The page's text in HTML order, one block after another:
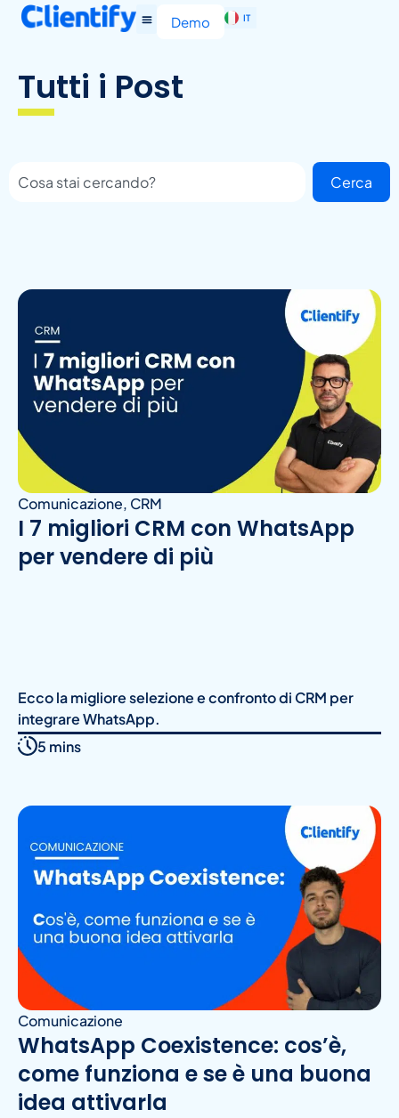
Demo IT
EN
Tutti i Post
Cerca
Comunicazione, CRM
I 7 migliori CRM con WhatsApp
per vendere di più
Ecco la migliore selezione e confronto di CRM per
integrare WhatsApp.
5 mins
Comunicazione
WhatsApp Coexistence: cos’è,
come funziona e se è una buona
idea attivarla